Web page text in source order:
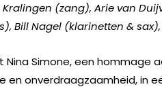
(zang), Arie van
Bill Nagel (klarinetten &
Nina Simone, een
en onverdraagzaamheid, in